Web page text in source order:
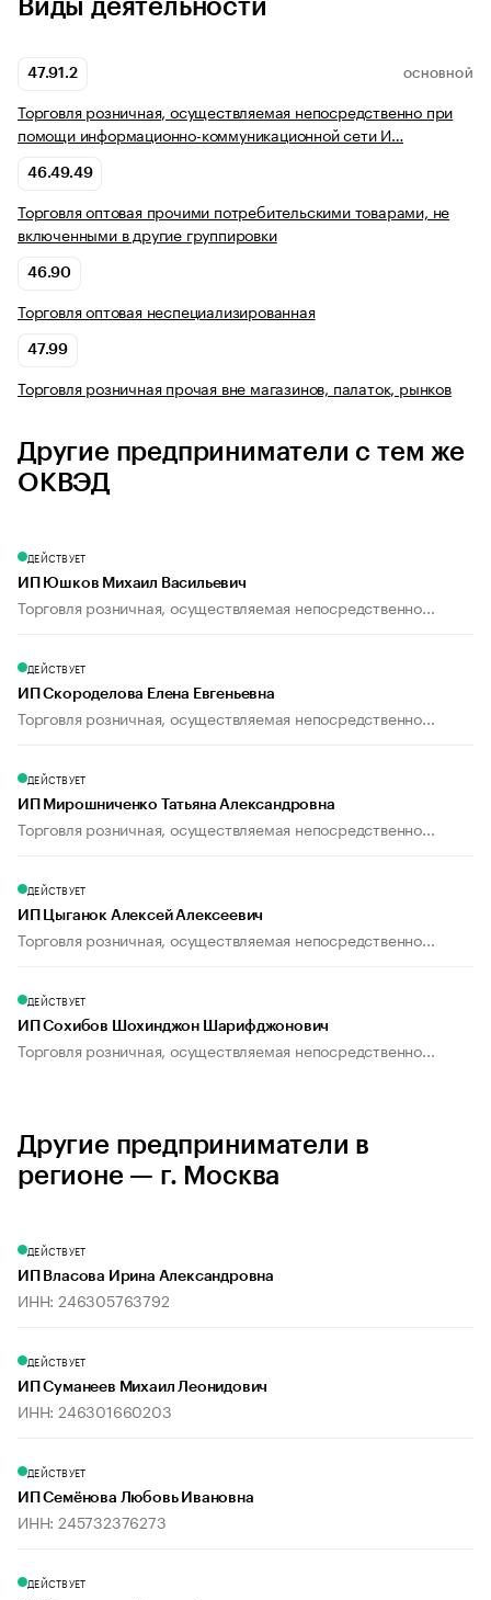
Виды деятельности
47.91.2 ОСНОВНОЙ
Торговля розничная, осуществляемая непосредственно при
помощи информационно-коммуникационной сети И…
46.49.49
Торговля оптовая прочими потребительскими товарами, не
включенными в другие группировки
46.90
Торговля оптовая неспециализированная
47.99
Торговля розничная прочая вне магазинов, палаток, рынков
Другие предприниматели с тем же
ОКВЭД
ДЕЙСТВУЕТ
ИП Юшков Михаил Васильевич
Торговля розничная, осуществляемая непосредственно...
ДЕЙСТВУЕТ
ИП Скороделова Елена Евгеньевна
Торговля розничная, осуществляемая непосредственно...
ДЕЙСТВУЕТ
ИП Мирошниченко Татьяна Александровна
Торговля розничная, осуществляемая непосредственно...
ДЕЙСТВУЕТ
ИП Цыганок Алексей Алексеевич
Торговля розничная, осуществляемая непосредственно...
ДЕЙСТВУЕТ
ИП Сохибов Шохинджон Шарифджонович
Торговля розничная, осуществляемая непосредственно...
Другие предприниматели в
регионе — г. Москва
ДЕЙСТВУЕТ
ИП Власова Ирина Александровна
ИНН: 246305763792
ДЕЙСТВУЕТ
ИП Суманеев Михаил Леонидович
ИНН: 246301660203
ДЕЙСТВУЕТ
ИП Семёнова Любовь Ивановна
ИНН: 245732376273
ДЕЙСТВУЕТ